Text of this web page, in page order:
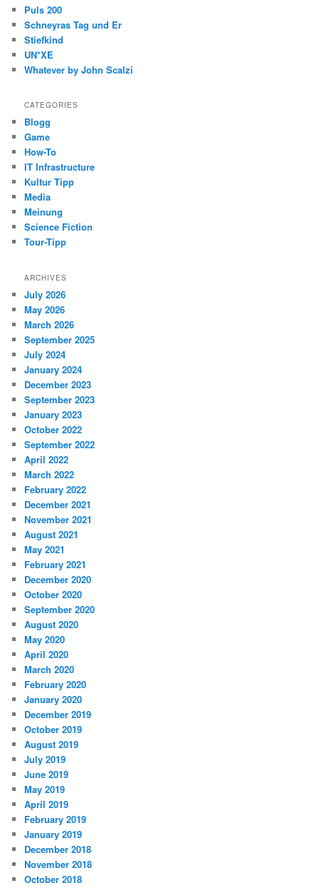
Puls 200
Schneyras Tag und Er
Stiefkind
UN*XE
Whatever by John Scalzi
CATEGORIES
Blogg
Game
How-To
IT Infrastructure
Kultur Tipp
Media
Meinung
Science Fiction
Tour-Tipp
ARCHIVES
July 2026
May 2026
March 2026
September 2025
July 2024
January 2024
December 2023
September 2023
January 2023
October 2022
September 2022
April 2022
March 2022
February 2022
December 2021
November 2021
August 2021
May 2021
February 2021
December 2020
October 2020
September 2020
August 2020
May 2020
April 2020
March 2020
February 2020
January 2020
December 2019
October 2019
August 2019
July 2019
June 2019
May 2019
April 2019
February 2019
January 2019
December 2018
November 2018
October 2018